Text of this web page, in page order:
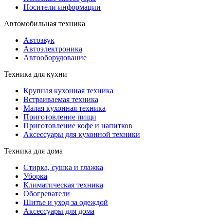
Носители информации
Автомобильная техника
Автозвук
Автоэлектроника
Автооборудование
Техника для кухни
Крупная кухонная техника
Встраиваемая техника
Малая кухонная техника
Приготовление пищи
Приготовление кофе и напитков
Аксессуары для кухонной техники
Техника для дома
Стирка, сушка и глажка
Уборка
Климатическая техника
Обогреватели
Шитье и уход за одеждой
Аксессуары для дома